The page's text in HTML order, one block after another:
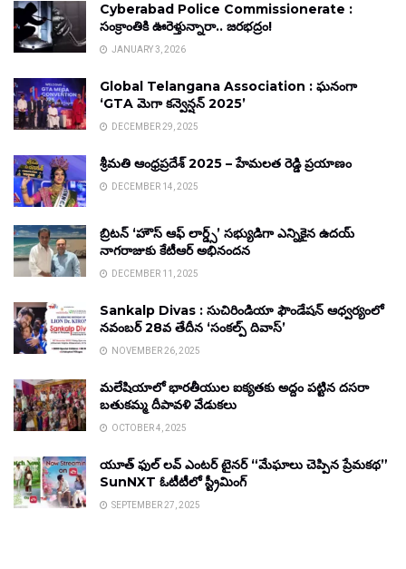
Cyberabad Police Commissionerate :
సంక్రాంతికి ఊరెళ్తున్నారా.. జరభద్రం!
JANUARY 3, 2026
Global Telangana Association : ఘనంగా
‘GTA మెగా కన్వెన్షన్ 2025’
DECEMBER 29, 2025
శ్రీమతి ఆంధ్రప్రదేశ్ 2025 – హేమలత రెడ్డి ప్రయాణం
DECEMBER 14, 2025
బ్రిటన్ ‘హౌస్ ఆఫ్ లార్డ్స్’ సభ్యుడిగా ఎన్నికైన ఉదయ్
నాగరాజుకు కేటీఆర్ అభినందన
DECEMBER 11, 2025
Sankalp Divas : సుచిరిండియా ఫౌండేషన్ ఆధ్వర్యంలో
నవంబర్ 28వ తేదీన ‘సంకల్ప్ దివాస్’
NOVEMBER 26, 2025
మలేషియాలో భారతీయుల ఐక్యతకు అద్దం పట్టిన దసరా
బతుకమ్మ దీపావళి వేడుకలు
OCTOBER 4, 2025
యూత్ ఫుల్ లవ్ ఎంటర్ టైనర్ “మేఘాలు చెప్పిన ప్రేమకథ”
SunNXT ఓటీటీలో స్ట్రీమింగ్
SEPTEMBER 27, 2025